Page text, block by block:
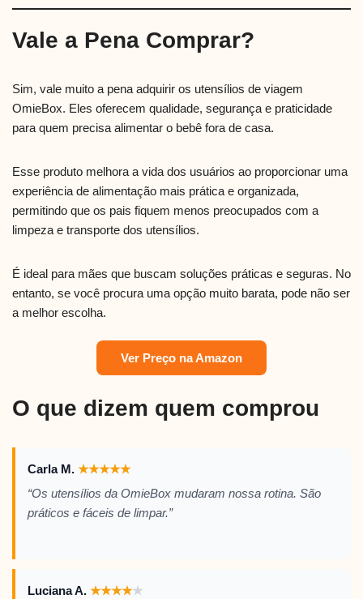
Vale a Pena Comprar?
Sim, vale muito a pena adquirir os utensílios de viagem
OmieBox. Eles oferecem qualidade, segurança e praticidade
para quem precisa alimentar o bebê fora de casa.
Esse produto melhora a vida dos usuários ao proporcionar uma
experiência de alimentação mais prática e organizada,
permitindo que os pais fiquem menos preocupados com a
limpeza e transporte dos utensílios.
É ideal para mães que buscam soluções práticas e seguras. No
entanto, se você procura uma opção muito barata, pode não ser
a melhor escolha.
Ver Preço na Amazon
O que dizem quem comprou
Carla M. ★★★★★
“Os utensílios da OmieBox mudaram nossa rotina. São
práticos e fáceis de limpar.”
Luciana A. ★★★★★